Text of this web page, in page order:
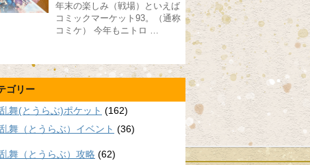
年末の楽しみ（戦場）といえば
コミックマーケット93。（通称
コミケ） 今年もニトロ …
ゴリー
舞(とうらぶ)ポケット (162)
舞（とうらぶ）イベント (36)
舞（とうらぶ）攻略 (62)